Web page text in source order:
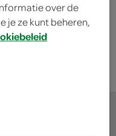
je SPAR
over de
je ze kunt beheren,